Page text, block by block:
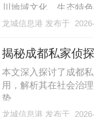
川地域文化、生态特
题，四海跑友齐聚平
的体育盛宴。本届赛
政.........
龙城信息港 发布于
揭秘成都私家侦
本文深入探讨了成都
用，解析其在社会治
势。......
龙城信息港 发布于